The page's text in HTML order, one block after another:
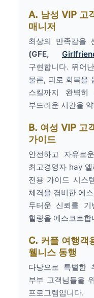
A. 남성 VIP 고
매니저
최상의 만족감을
(GFE,
구현합니다. 뛰어
물론, 피로 회복을
스킬까지 완벽히
부드러운 시간을
B. 여성 VIP 고
가이드
안전하고 자유로
최고경영자 hay
전용 가이드 시스
체격을 겸비한 에
두터운 신뢰를
힐링을 에스코트합
C. 커플 여행객
웰니스 동행
다낭으로 특별한
부부 고객님들을
프로그램입